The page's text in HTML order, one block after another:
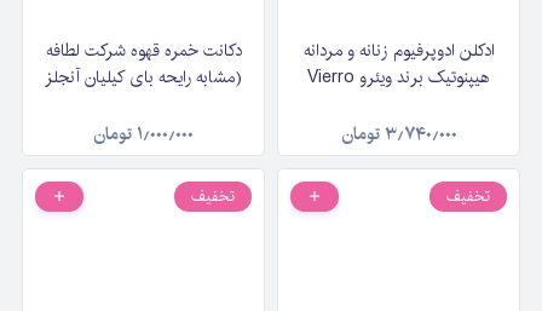
ادکلن ادوپرفیوم زنانه و مردانه
هیپنوتیک برند ویئرو Vierro
۳٫۷۴۰٫۰۰۰تومان
دکانت خمره قهوه شرکت لطافه
(مشابه رایحه بای کیلیان آنجلز
Qahwa حجم ۲۰ میلی لیتر۱٫۰۰۰٫۰۰۰ تومان
تخفیف تخفیف